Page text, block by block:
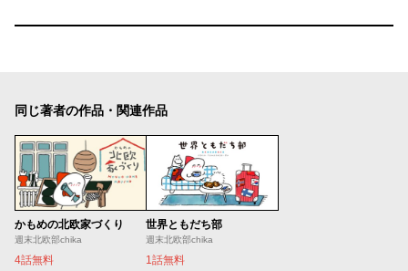
同じ著者の作品・関連作品
かもめの北欧家づくり
週末北欧部chika
4話無料
世界ともだち部
週末北欧部chika
1話無料